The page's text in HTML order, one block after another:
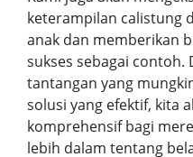
keterampilan calistung
anak dan memberikan
sukses sebagai contoh.
tantangan yang
solusi yang efektif, kita
komprehensif bagi
lebih dalam tentang